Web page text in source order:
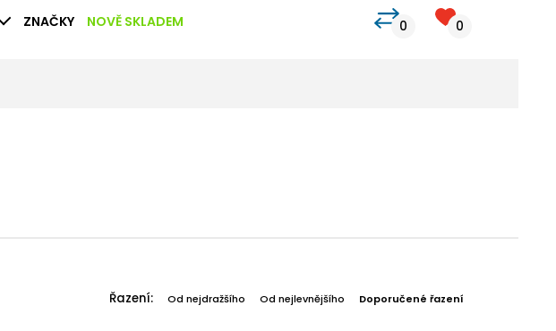
ZNAČKY NOVĚ SKLADEM 0 0
Řazení: Od nejdražšího Od nejlevnějšího Doporučené řazení